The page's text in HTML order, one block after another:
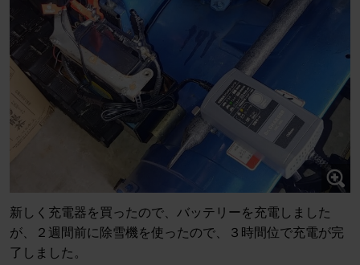
新しく充電器を買ったので、バッテリーを充電しました
が、２週間前に除雪機を使ったので、３時間位で充電が完
了しました。